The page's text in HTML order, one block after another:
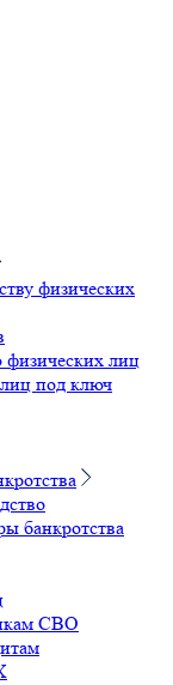
физических
физических лиц
под ключ
банкротства
СВО